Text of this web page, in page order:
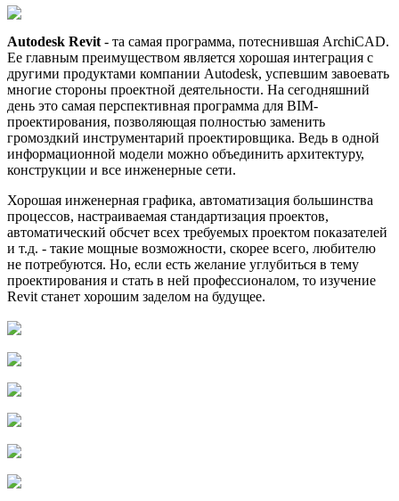
Autodesk Revit - та самая программа, потеснившая ArchiCAD.
Ее главным преимуществом является хорошая интеграция с
другими продуктами компании Autodesk, успевшим завоевать
многие стороны проектной деятельности. На сегодняшний
день это самая перспективная программа для BIM-
проектирования, позволяющая полностью заменить
громоздкий инструментарий проектировщика. Ведь в одной
информационной модели можно объединить архитектуру,
конструкции и все инженерные сети.
Хорошая инженерная графика, автоматизация большинства
процессов, настраиваемая стандартизация проектов,
автоматический обсчет всех требуемых проектом показателей
и т.д. - такие мощные возможности, скорее всего, любителю
не потребуются. Но, если есть желание углубиться в тему
проектирования и стать в ней профессионалом, то изучение
Revit станет хорошим заделом на будущее.